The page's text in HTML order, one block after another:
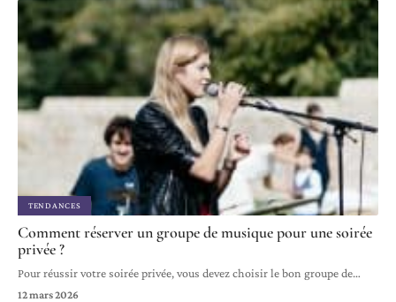
TENDANCES
Comment réserver un groupe de musique pour une soirée
privée ?
Pour réussir votre soirée privée, vous devez choisir le bon groupe de…
12 mars 2026